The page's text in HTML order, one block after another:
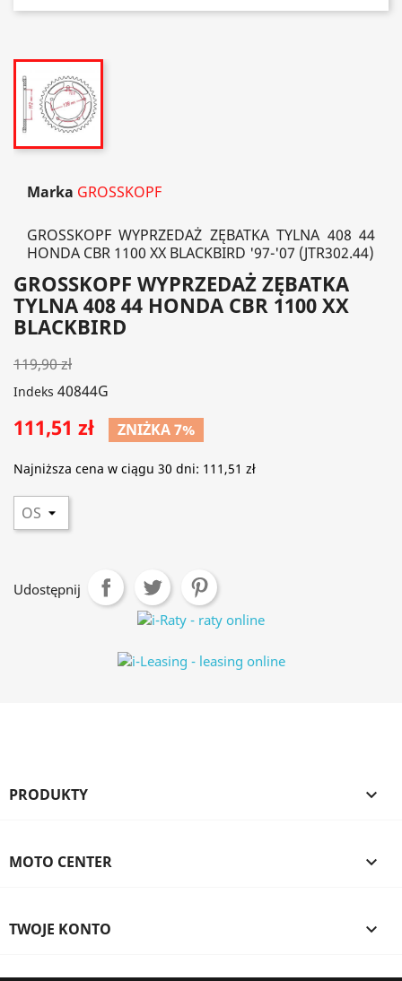
Marka GROSSKOPF
GROSSKOPF WYPRZEDAŻ ZĘBATKA TYLNA 408 44
HONDA CBR 1100 XX BLACKBIRD '97-'07 (JTR302.44)
GROSSKOPF WYPRZEDAŻ ZĘBATKA
TYLNA 408 44 HONDA CBR 1100 XX
BLACKBIRD
119,90 zł
Indeks 40844G
111,51 zł ZNIŻKA 7%
Najniższa cena w ciągu 30 dni: 111,51 zł
Udostępnij
PRODUKTY 
MOTO CENTER 
TWOJE KONTO 